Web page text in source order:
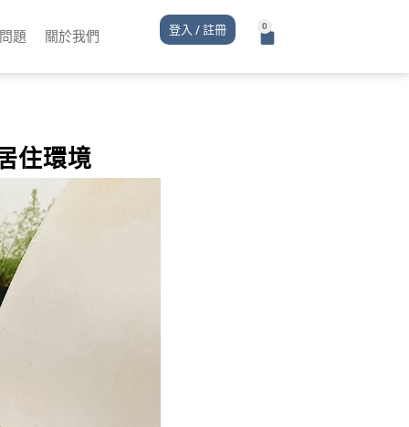
題 關於我們 登入 / 註冊
住環境